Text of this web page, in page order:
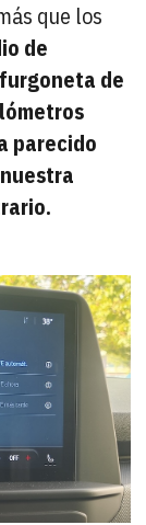
que los
de
de
parecido